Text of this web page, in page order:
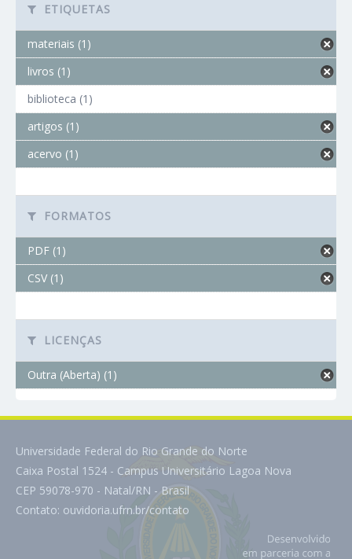
ETIQUETAS
materiais (1)
livros (1)
biblioteca (1)
artigos (1)
acervo (1)
FORMATOS
PDF (1)
CSV (1)
LICENÇAS
Outra (Aberta) (1)
Universidade Federal do Rio Grande do Norte
Caixa Postal 1524 - Campus Universitário Lagoa Nova
CEP 59078-970 - Natal/RN - Brasil
Contato: ouvidoria.ufrn.br/contato